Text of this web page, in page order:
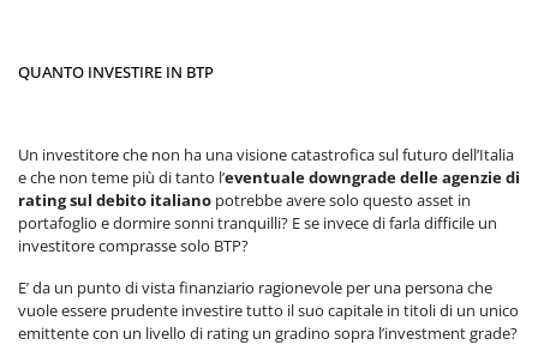
QUANTO INVESTIRE IN BTP
Un investitore che non ha una visione catastrofica sul futuro dell’Italia
e che non teme più di tanto l’eventuale downgrade delle agenzie di
rating sul debito italiano potrebbe avere solo questo asset in
portafoglio e dormire sonni tranquilli? E se invece di farla difficile un
investitore comprasse solo BTP?
E’ da un punto di vista finanziario ragionevole per una persona che
vuole essere prudente investire tutto il suo capitale in titoli di un unico
emittente con un livello di rating un gradino sopra l’investment grade?